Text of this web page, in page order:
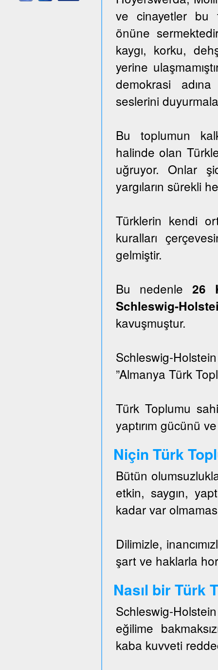
ve cinayetler bu
önüne
kaygı, korku,
yerine
demokrasi
seslerini
Bu toplumun
halinde olan
uğruyor. Onlar
yargıların sürekli
Türklerin kendi
kuralları
gelmiştir.
Bu nedenle26
Schleswig-
kavuşmuştur.
Schleswig-
”Almanya Türk
Türk Toplumu
yaptırım gücünü
Niçin Türk
Bütün
etkin, saygın,
kadar var
Dilimizle,
şart ve haklarla
Nasıl bir Türk
Schleswig-
eğilime
kaba kuvveti